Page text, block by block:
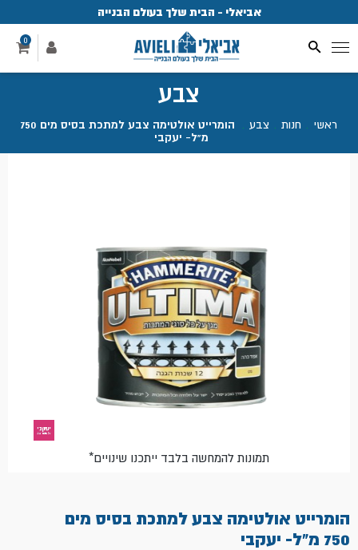
אביאלי - הבית שלך בעולם הבנייה
0
צבע
ראשי חנות צבע
הומרייט אולטימה צבע למתכת בסיס מים 750
מ"ל- יעקבי
הומרייט אולטימה צבע למתכת בסיס מים
750 מ"ל- יעקבי
*תמונות להמחשה בלבד ייתכנו שינויים